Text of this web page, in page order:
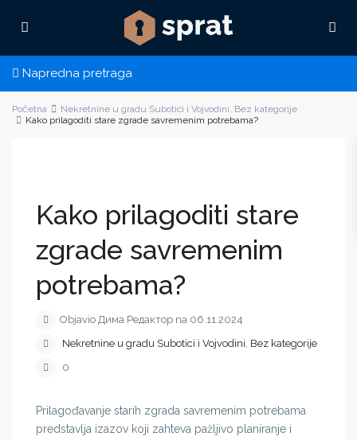
Napredna pretraga
Početna Nekretnine u gradu Subotici i Vojvodini, Bez kategorije
Kako prilagoditi stare zgrade savremenim potrebama?
Kako prilagoditi stare
zgrade savremenim
potrebama?
Objavio Дима Редактор na 06.11.2024
Nekretnine u gradu Subotici i Vojvodini, Bez kategorije
0
Prilagođavanje starih zgrada savremenim potrebama
predstavlja izazov koji zahteva pažljivo planiranje i